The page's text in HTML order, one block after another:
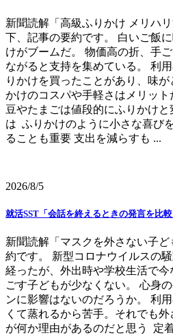
新聞読解「高級ふりかけ メリハ
下、記事の要約です。 白いご飯
けがブームだ。 物価高の折、手
ながると支持を集めている。 利
りかけを買ったことがあり、味
かけのコスパや手軽さはメリッ
豆やたまごは値段的にふりかけ
は ふりかけのように小さな喜び
ることも重要 支出を減らすも ...
2026/8/5
就活SST「会話を終えるときの発言を比較
新聞読解「マスクを外さない子
約です。 新型コロナウイルスの
経ったが、外出時や学校生活で
ごす子どもが少なくない。 心身
ンに影響はないのだろうか。 利
くて蒸れるから苦手。それでも
が何か理由があるのだと思う 定